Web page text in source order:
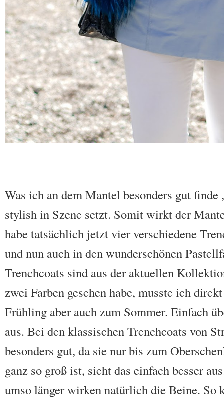
Was ich an dem Mantel besonders gut
stylish in Szene setzt. Somit wirkt der
habe tatsächlich jetzt vier verschiedene
und nun auch in den wunderschönen
Trenchcoats sind aus der aktuellen
zwei Farben gesehen habe, musste ich
Frühling aber auch zum Sommer. Einfach
aus. Bei den klassischen Trenchcoats von
besonders gut, da sie nur bis zum
ganz so groß ist, sieht das einfach besser
umso länger wirken natürlich die Beine. So